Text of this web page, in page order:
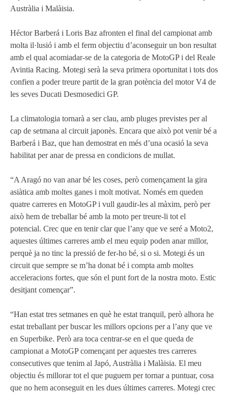
MOTOGP 2018
MOTO3 2018
TEMPORADA 2017
Austràlia i Malàisia.
Héctor Barberá i Loris Baz afronten el final del campionat amb
molta il·lusió i amb el ferm objectiu d’aconseguir un bon resultat
amb el qual acomiadar-se de la categoria de MotoGP i del Reale
Avintia Racing. Motegi serà la seva primera oportunitat i tots dos
confien a poder treure partit de la gran potència del motor V4 de
les seves Ducati Desmosedici GP.
La climatologia tornarà a ser clau, amb pluges previstes per al
cap de setmana al circuit japonès. Encara que això pot venir bé a
Barberá i Baz, que han demostrat en més d’una ocasió la seva
habilitat per anar de pressa en condicions de mullat.
“A Aragó no van anar bé les coses, però començament la gira
asiàtica amb moltes ganes i molt motivat. Només em queden
quatre carreres en MotoGP i vull gaudir-les al màxim, però per
això hem de treballar bé amb la moto per treure-li tot el
potencial. Crec que en tenir clar que l’any que ve seré a Moto2,
aquestes últimes carreres amb el meu equip poden anar millor,
perquè ja no tinc la pressió de fer-ho bé, si o si. Motegi és un
circuit que sempre se m’ha donat bé i compta amb moltes
acceleracions fortes, que són el punt fort de la nostra moto. Estic
desitjant començar”.
“Han estat tres setmanes en què he estat tranquil, però alhora he
estat treballant per buscar les millors opcions per a l’any que ve
en Superbike. Però ara toca centrar-se en el que queda de
campionat a MotoGP començant per aquestes tres carreres
consecutives que tenim al Japó, Austràlia i Malàisia. El meu
objectiu és millorar tot el que puguem per tornar a puntuar, cosa
que no hem aconseguit en les dues últimes carreres. Motegi crec